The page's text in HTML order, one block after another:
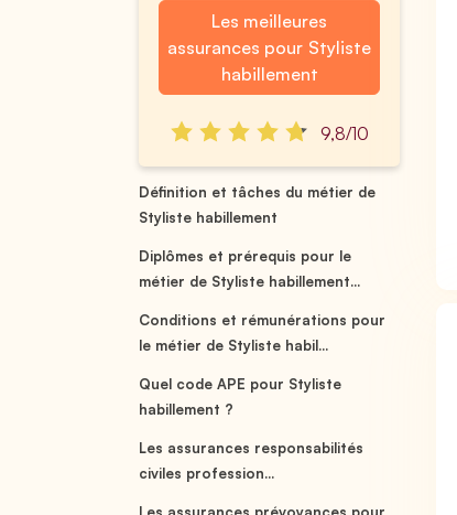
Les meilleures
assurances pour Styliste
habillement
9,8/10
Définition et tâches du métier de
Styliste habillement
Diplômes et prérequis pour le
métier de Styliste habillement...
Conditions et rémunérations pour
le métier de Styliste habil...
Quel code APE pour Styliste
habillement ?
Les assurances responsabilités
civiles profession...